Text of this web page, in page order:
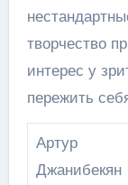
творчество
интерес у
пережить
Артур
Джанибекян